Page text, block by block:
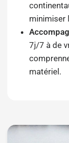
minimiser
7j/7 à de
matériel.